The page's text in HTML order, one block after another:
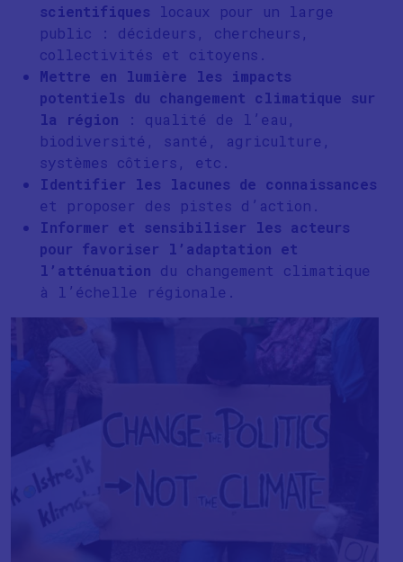
scientifiques locaux pour un large
public : décideurs, chercheurs,
collectivités et citoyens.
Mettre en lumière les impacts
potentiels du changement climatique sur
la région : qualité de l’eau,
biodiversité, santé, agriculture,
systèmes côtiers, etc.
Identifier les lacunes de connaissances
et proposer des pistes d’action.
Informer et sensibiliser les acteurs
pour favoriser l’adaptation et
l’atténuation du changement climatique
à l’échelle régionale.